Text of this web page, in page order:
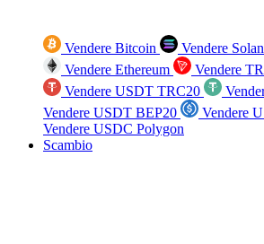
Vendere Bitcoin Vendere
Vendere Ethereum
Vendere
Vendere USDT TRC20
Vendere USDT BEP20
Vendere
Vendere USDC Polygon
Scambio